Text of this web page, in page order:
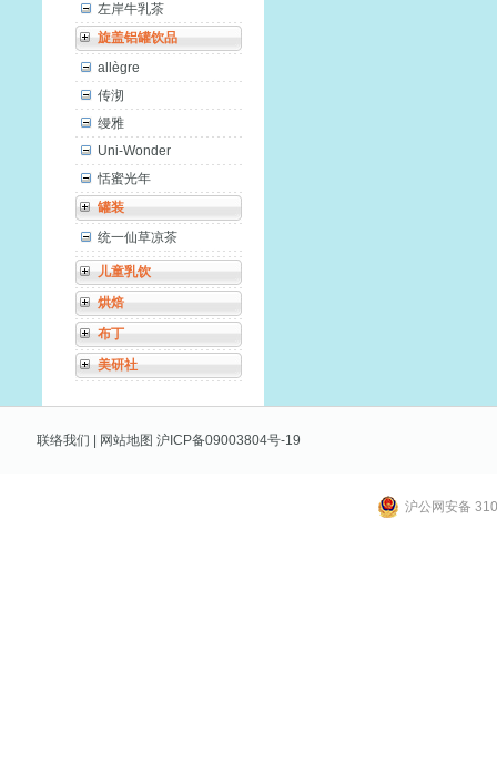
左岸牛乳茶
旋盖铝罐饮品
allègre
传沏
缦雅
Uni-Wonder
恬蜜光年
罐装
统一仙草凉茶
儿童乳饮
烘焙
布丁
美研社
联络我们 网站地图 沪ICP备09003804号-19
沪公网安备